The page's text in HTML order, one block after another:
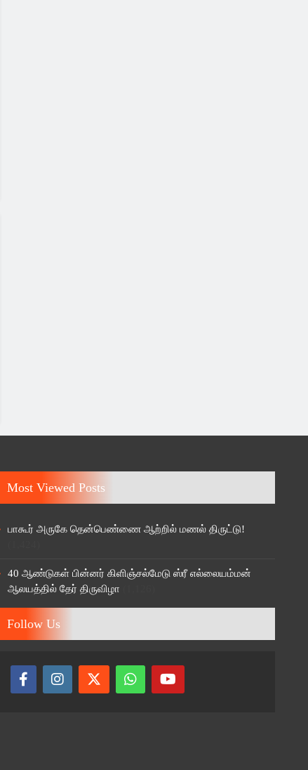
Most Viewed Posts
பாகூர் அருகே தென்பெண்ணை ஆற்றில் மணல் திருட்டு!
40 ஆண்டுகள் பின்னர் கிளிஞ்சல்மேடு ஸ்ரீ எல்லையம்மன்
ஆலயத்தில் தேர் திருவிழா
Follow Us